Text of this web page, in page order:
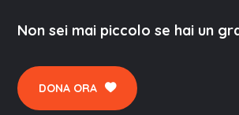
Non sei mai piccolo se hai un
DONA ORA